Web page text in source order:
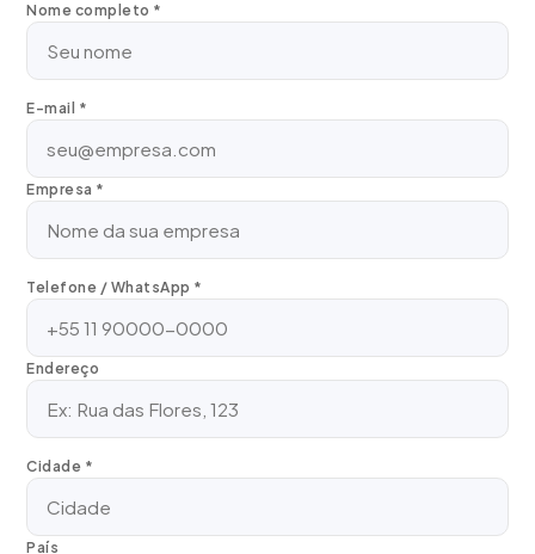
Nome completo *
E-mail *
Empresa *
Telefone / WhatsApp *
Endereço
Cidade *
País